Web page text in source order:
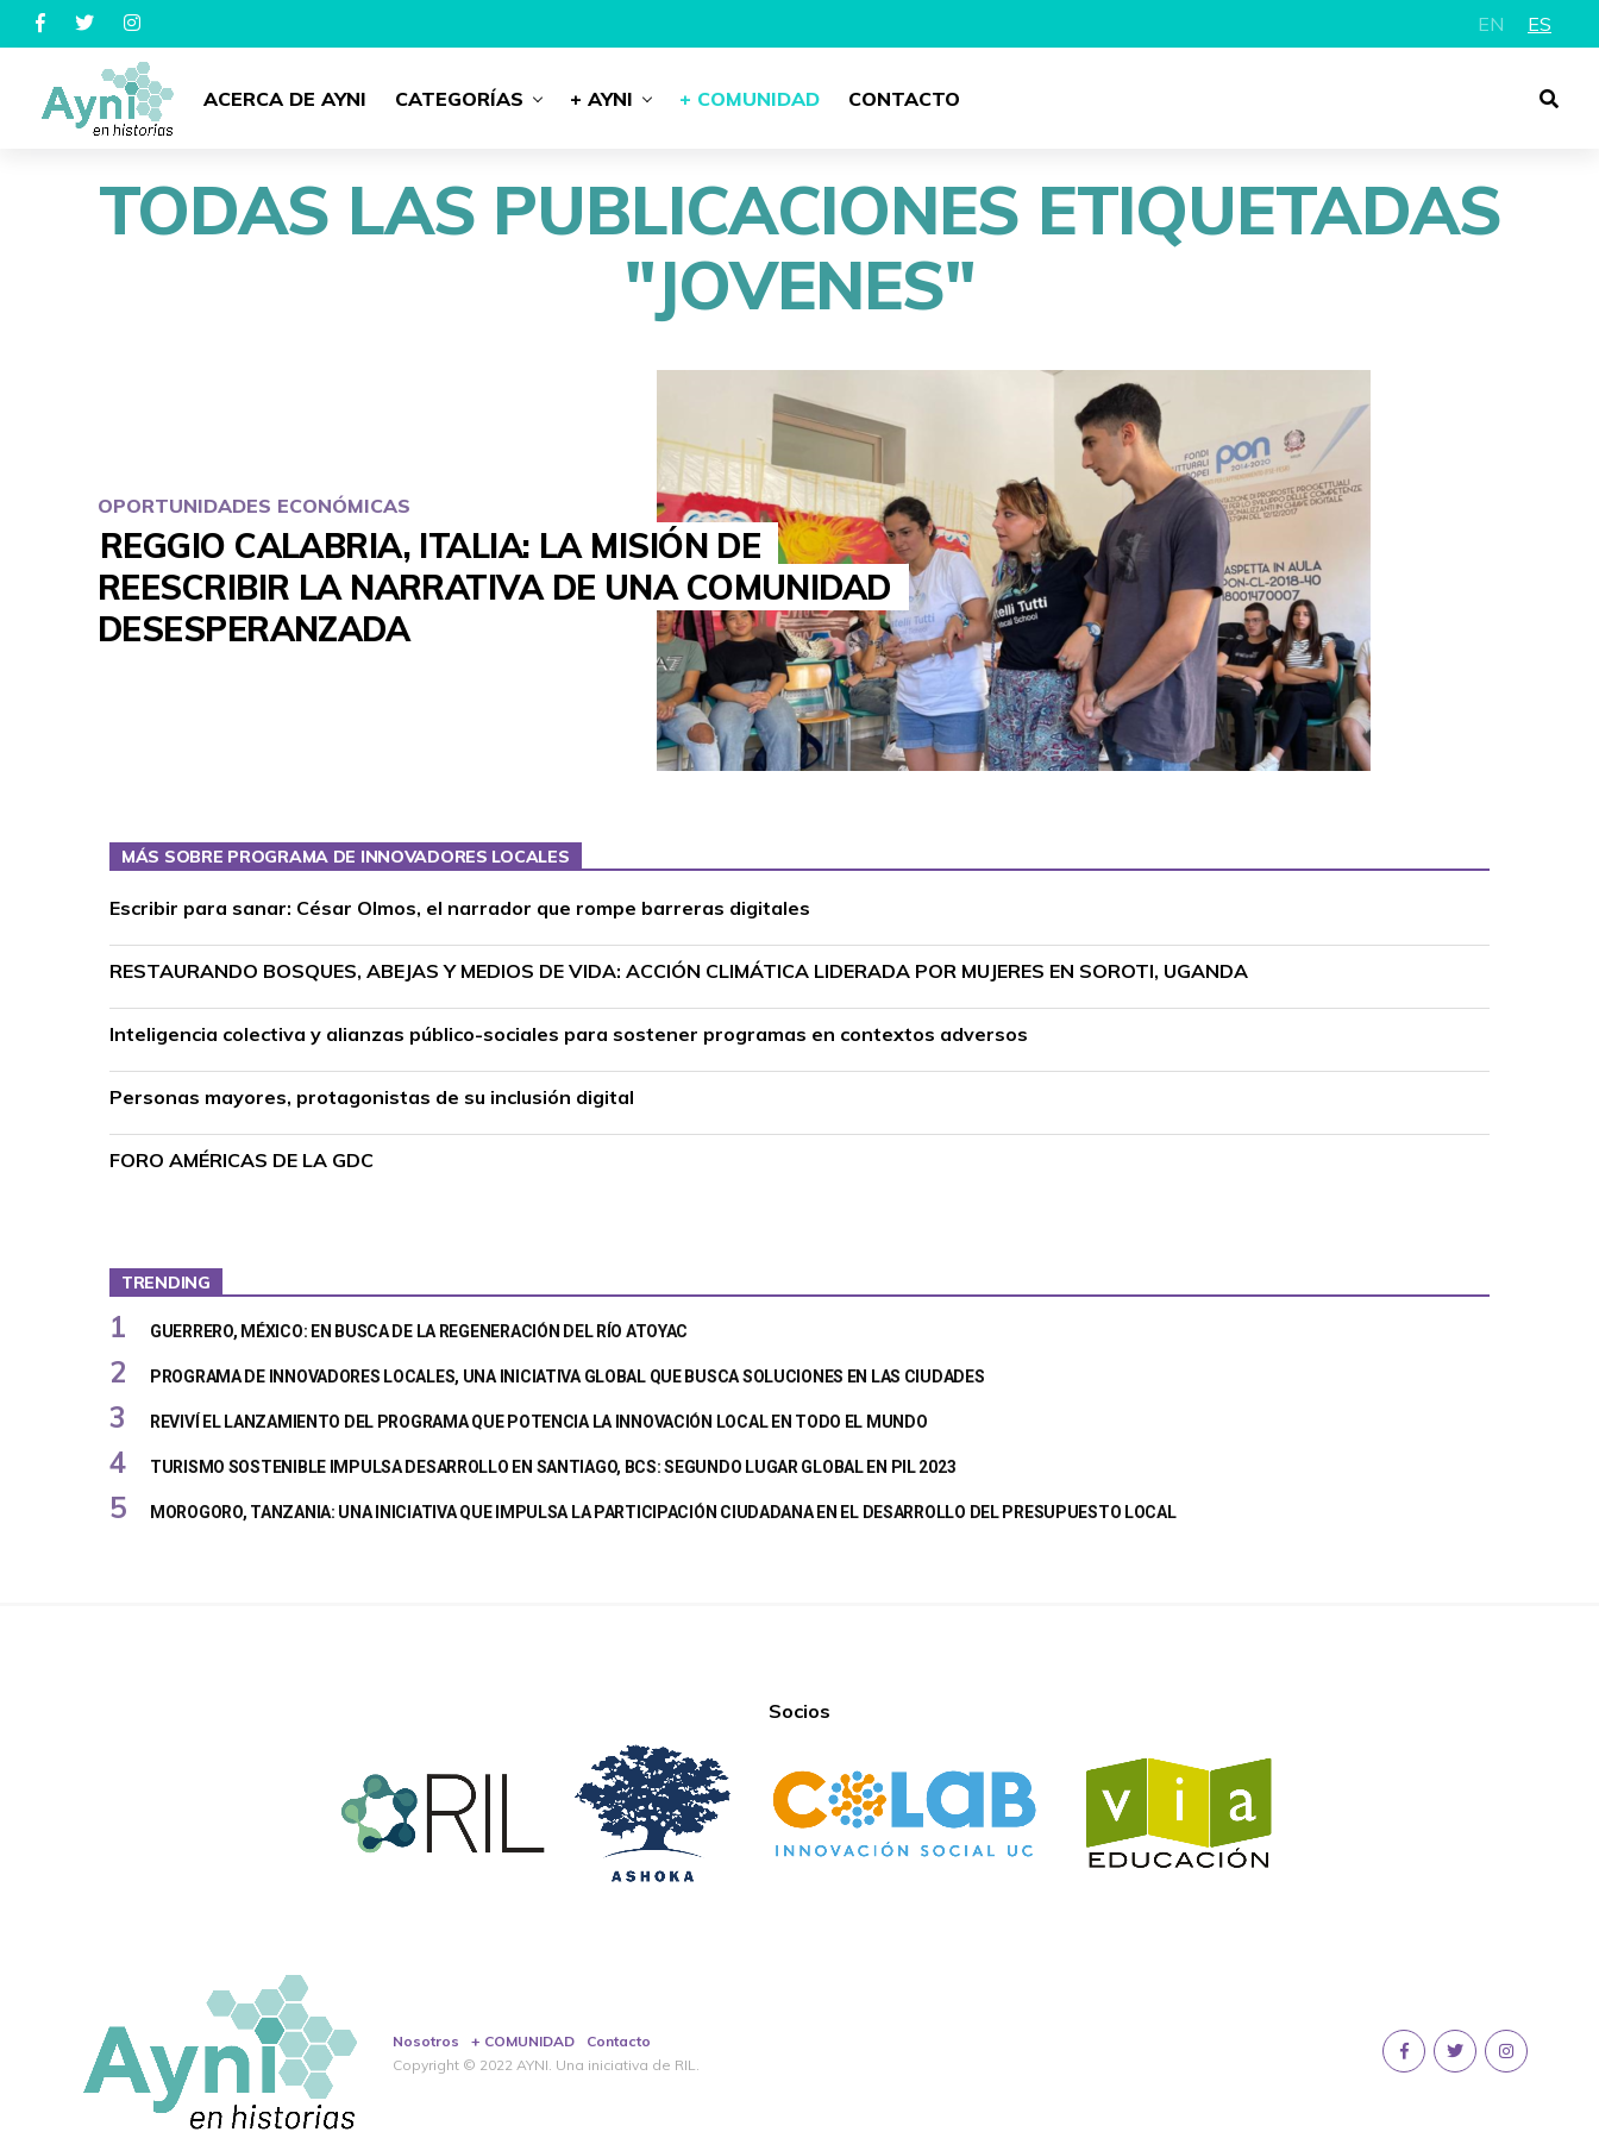
EN ES
ACERCA DE AYNI CATEGORÍAS + AYNI + COMUNIDAD CONTACTO
TODAS LAS PUBLICACIONES ETIQUETADAS
"JOVENES"
OPORTUNIDADES ECONÓMICAS
REGGIO CALABRIA, ITALIA: LA MISIÓN DE
REESCRIBIR LA NARRATIVA DE UNA COMUNIDAD
DESESPERANZADA
MÁS SOBRE PROGRAMA DE INNOVADORES LOCALES
Escribir para sanar: César Olmos, el narrador que rompe barreras digitales
RESTAURANDO BOSQUES, ABEJAS Y MEDIOS DE VIDA: ACCIÓN CLIMÁTICA LIDERADA POR MUJERES EN SOROTI, UGANDA
Inteligencia colectiva y alianzas público-sociales para sostener programas en contextos adversos
Personas mayores, protagonistas de su inclusión digital
FORO AMÉRICAS DE LA GDC
TRENDING
GUERRERO, MÉXICO: EN BUSCA DE LA REGENERACIÓN DEL RÍO ATOYAC
PROGRAMA DE INNOVADORES LOCALES, UNA INICIATIVA GLOBAL QUE BUSCA SOLUCIONES EN LAS CIUDADES
REVIVÍ EL LANZAMIENTO DEL PROGRAMA QUE POTENCIA LA INNOVACIÓN LOCAL EN TODO EL MUNDO
TURISMO SOSTENIBLE IMPULSA DESARROLLO EN SANTIAGO, BCS: SEGUNDO LUGAR GLOBAL EN PIL 2023
MOROGORO, TANZANIA: UNA INICIATIVA QUE IMPULSA LA PARTICIPACIÓN CIUDADANA EN EL DESARROLLO DEL PRESUPUESTO LOCAL
Socios
Nosotros + COMUNIDAD
Contacto
Copyright © 2022 AYNI. Una iniciativa de RIL.